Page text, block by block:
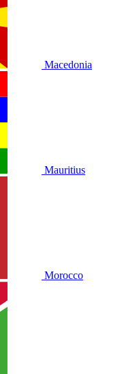
Macedonia
Mauritius
Morocco